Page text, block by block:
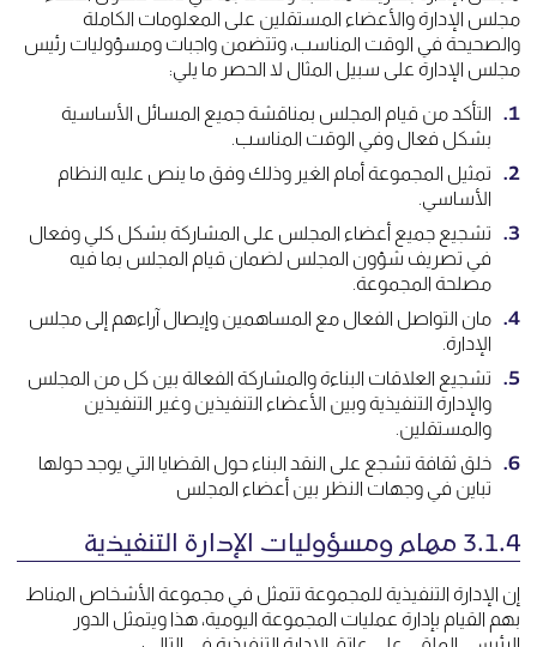
مجلس الإدارة والأعضاء المستقلين على المعلومات الكاملة
والصحيحة في الوقت المناسب، وتتضمن واجبات ومسؤوليات رئيس
مجلس الإدارة على سبيل المثال لا الحصر ما يلي:
التأكد من قيام المجلس بمناقشة جميع المسائل الأساسية
بشكل فعال وفي الوقت المناسب.
تمثيل المجموعة أمام الغير وذلك وفق ما ينص عليه النظام
الأساسي.
تشجيع جميع أعضاء المجلس على المشاركة بشكل كلي وفعال
في تصريف شؤون المجلس لضمان قيام المجلس بما فيه
مصلحة المجموعة.
مان التواصل الفعال مع المساهمين وإيصال آراءهم إلى مجلس
الإدارة.
تشجيع العلاقات البناءة والمشاركة الفعالة بين كل من المجلس
والإدارة التنفيذية وبين الأعضاء التنفيذين وغير التنفيذين
والمستقلين.
خلق ثقافة تشجع على النقد البناء حول القضايا التي يوجد حولها
تباين في وجهات النظر بين أعضاء المجلس
3.1.4 مهام ومسؤوليات الإدارة التنفيذية
إن الإدارة التنفيذية للمجموعة تتمثل في مجموعة الأشخاص المناط
بهم القيام بإدارة عمليات المجموعة اليومية، هذا ويتمثل الدور